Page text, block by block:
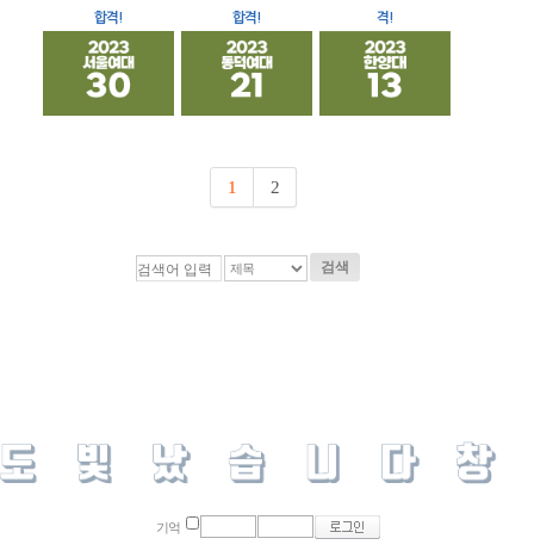
합격!
합격!
격!
1 2
검색
기억